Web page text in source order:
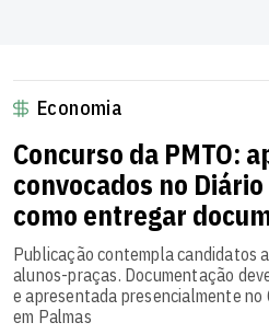
Economia
Concurso da PMTO:
convocados no
como entregar
Publicação contempla candidatos
alunos-praças. Documentação
e apresentada presencialmente no
em Palmas